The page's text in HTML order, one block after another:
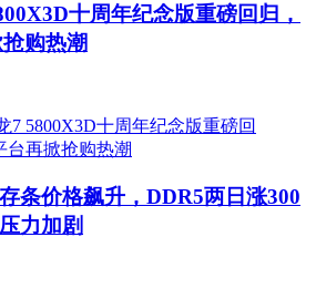
十周年纪念版重磅回归，
购热潮
条价格飙升，DDR5两日涨300
力加剧